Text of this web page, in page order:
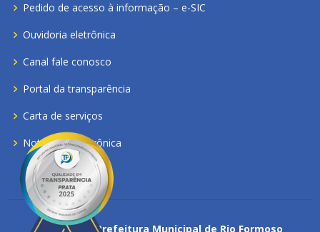
Pedido de acesso à informação – e-SIC
Ouvidoria eletrônica
Canal fale conosco
Portal da transparência
Carta de serviços
Nota fiscal eletrônica
Copyright ©Prefeitura Municipal de Rio Formoso